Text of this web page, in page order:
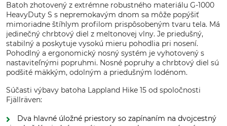
Batoh zhotovený z extrémne robustného materiálu G-1000
HeavyDuty S s nepremokavým dnom sa môže popýšiť
mimoriadne štíhlym profilom prispôsobeným tvaru tela. Má
jedinečný chrbtový diel z meltonovej vlny. Je priedušný,
stabilný a poskytuje vysokú mieru pohodlia pri nosení.
Pohodlný a ergonomický nosný systém je vyhotovený s
nastaviteľnými popruhmi. Nosné popruhy a chrbtový diel sú
podšité mäkkým, odolným a priedušným lodénom.
Súčasti výbavy batoha Lappland Hike 15 od spoločnosti
Fjällräven:
Dva hlavné úložné priestory so zapínaním na dvojcestný